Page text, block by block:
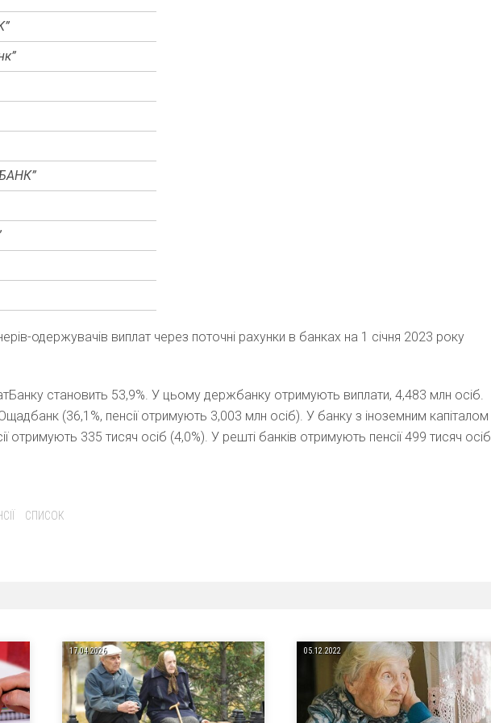
одержувачів виплат через поточні рахунки в банках на 1 січня 2023 року
становить 53,9%. У цьому держбанку отримують виплати, 4,483 млн осіб.
(36,1%, пенсії отримують 3,003 млн осіб). У банку з іноземним капіталом
отримують 335 тисяч осіб (4,0%). У решті банків отримують пенсії 499 тисяч осіб
СПИСОК
17.04.2026 05.12.2022